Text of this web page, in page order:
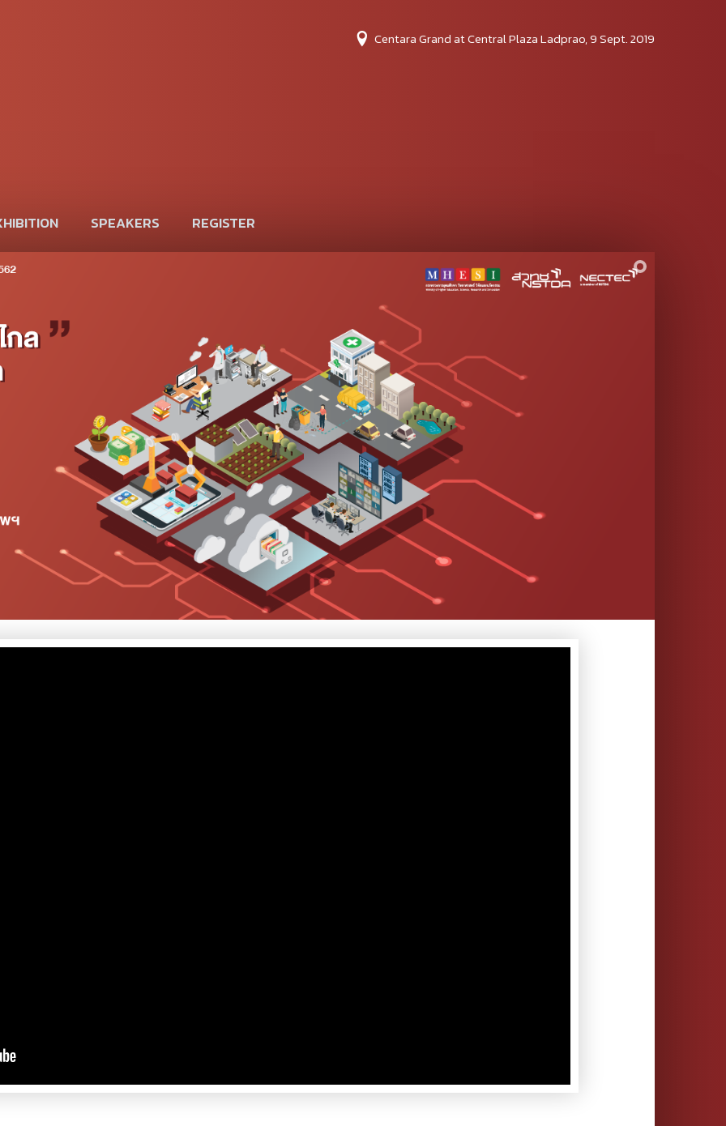
Centara Grand at Central Plaza Ladprao, 9 Sept. 2019
SPEAKERS REGISTER